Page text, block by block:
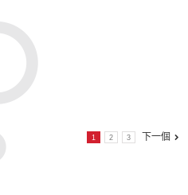
1 2 3 下一個